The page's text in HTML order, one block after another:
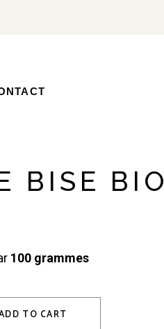
BISE BIO
100 grammes
TO CART